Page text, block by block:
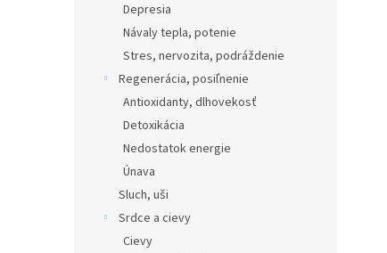
Depresia
Návaly tepla, potenie
Stres, nervozita, podráždenie
Regenerácia, posiľnenie
Antioxidanty, dlhovekosť
Detoxikácia
Nedostatok energie
Únava
Sluch, uši
Srdce a cievy
Cievy